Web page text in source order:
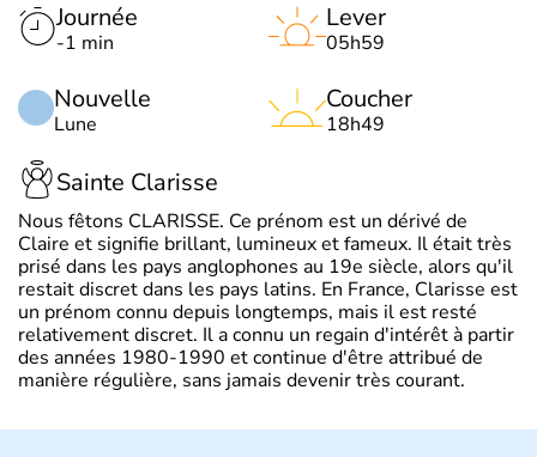
Journée
-1 min
Nouvelle
Lune
Lever
05h59
Coucher
18h49
Sainte Clarisse
Nous fêtons CLARISSE. Ce prénom est un dérivé de
Claire et signifie brillant, lumineux et fameux. Il était très
prisé dans les pays anglophones au 19e siècle, alors qu'il
restait discret dans les pays latins. En France, Clarisse est
un prénom connu depuis longtemps, mais il est resté
relativement discret. Il a connu un regain d'intérêt à partir
des années 1980-1990 et continue d'être attribué de
manière régulière, sans jamais devenir très courant.